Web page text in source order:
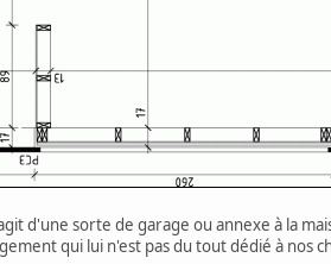
d'une sorte de garage ou annexe à la
qui lui n'est pas du tout dédié à nos